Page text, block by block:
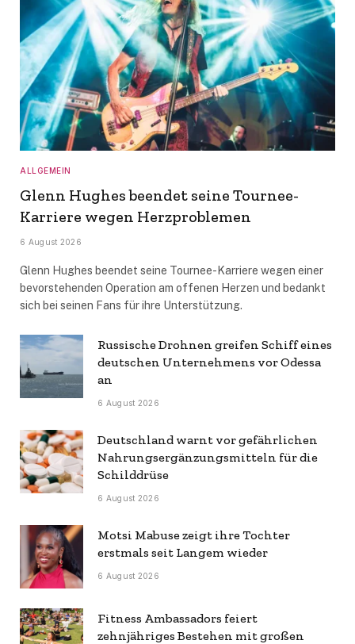
ALLGEMEIN
Glenn Hughes beendet seine Tournee-
Karriere wegen Herzproblemen
6 August 2026
Glenn Hughes beendet seine Tournee-Karriere wegen einer
bevorstehenden Operation am offenen Herzen und bedankt
sich bei seinen Fans für ihre Unterstützung.
Russische Drohnen greifen Schiff eines
deutschen Unternehmens vor Odessa
an
6 August 2026
Deutschland warnt vor gefährlichen
Nahrungsergänzungsmitteln für die
Schilddrüse
6 August 2026
Motsi Mabuse zeigt ihre Tochter
erstmals seit Langem wieder
6 August 2026
Fitness Ambassadors feiert
zehnjähriges Bestehen mit großen